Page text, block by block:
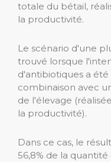
totale du bétail,
la productivité.
Le scénario d'une
trouvé lorsque
d'antibiotiques a
combinaison avec
de l'élevage
la productivité).
Dans ce cas, le
56,8% de la